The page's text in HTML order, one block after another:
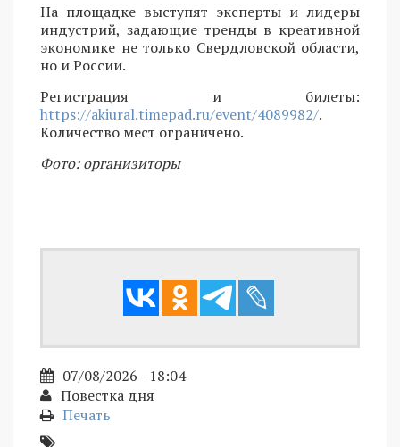
На площадке выступят эксперты и лидеры
индустрий, задающие тренды в креативной
экономике не только Свердловской области,
но и России.
Регистрация и билеты:
https://akiural.timepad.ru/event/4089982/.
Количество мест ограничено.
Фото: организиторы
07/08/2026 - 18:04
Повестка дня
Печать